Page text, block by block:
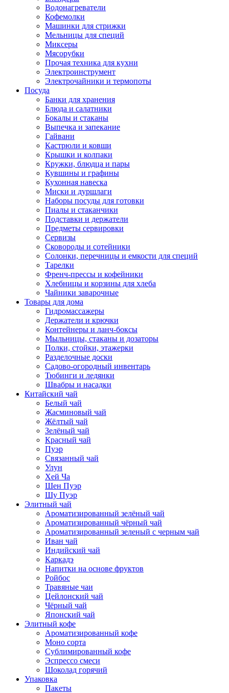
Водонагреватели
Кофемолки
Машинки для стрижки
Мельницы для специй
Миксеры
Мясорубки
Прочая техника для кухни
Электроинструмент
Электрочайники и термопоты
Посуда
Банки для хранения
Блюда и салатники
Бокалы и стаканы
Выпечка и запекание
Гайвани
Кастрюли и ковши
Крышки и колпаки
Кружки, блюдца и пары
Кувшины и графины
Кухонная навеска
Миски и дуршлаги
Наборы посуды для готовки
Пиалы и стаканчики
Подставки и держатели
Предметы сервировки
Сервизы
Сковороды и сотейники
Солонки, перечницы и емкости для специй
Тарелки
Френч-прессы и кофейники
Хлебницы и корзины для хлеба
Чайники заварочные
Товары для дома
Гидромассажеры
Держатели и крючки
Контейнеры и ланч-боксы
Мыльницы, стаканы и дозаторы
Полки, стойки, этажерки
Разделочные доски
Садово-огородный инвентарь
Тюбинги и ледянки
Швабры и насадки
Китайский чай
Белый чай
Жасминовый чай
Жёлтый чай
Зелёный чай
Красный чай
Пуэр
Связанный чай
Улун
Хей Ча
Шен Пуэр
Шу Пуэр
Элитный чай
Ароматизированный зелёный чай
Ароматизированный чёрный чай
Ароматизированный зеленый с черным чай
Иван чай
Индийский чай
Каркадэ
Напитки на основе фруктов
Ройбос
Травяные чаи
Цейлонский чай
Чёрный чай
Японский чай
Элитный кофе
Ароматизированный кофе
Моно сорта
Сублимированный кофе
Эспрессо смеси
Шоколад горячий
Упаковка
Пакеты